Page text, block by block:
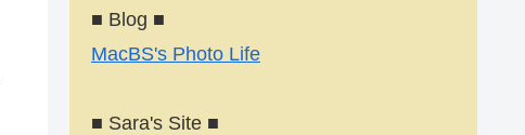
■ Blog ■
MacBS's Photo Life
■ Sara's Site ■